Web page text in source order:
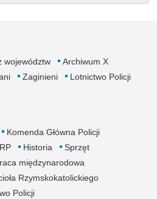
województw
Archiwum X
Zaginieni
Lotnictwo Policji
Komenda Główna Policji
Historia
Sprzęt
międzynarodowa
Rzymskokatolickiego
Policji